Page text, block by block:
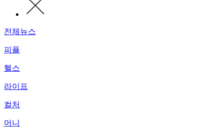
전체뉴스
피플
헬스
라이프
컬처
머니